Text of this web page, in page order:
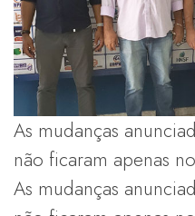
As mudanças
não ficaram apenas
As mudanças